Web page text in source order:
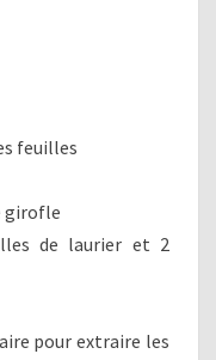
feuilles
girofle
de laurier et 2
pour extraire les